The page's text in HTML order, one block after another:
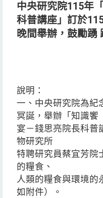
中央研究院115年
科普講座」訂於
晚間舉辦，鼓勵踴
說明：
一、中央研究院為紀
冥誕，舉辦「知識饗
宴－錢思亮院長科普
物研究所
特聘研究員蔡宜芳院
的糧食、
人類的糧食與環境的
如附件）。